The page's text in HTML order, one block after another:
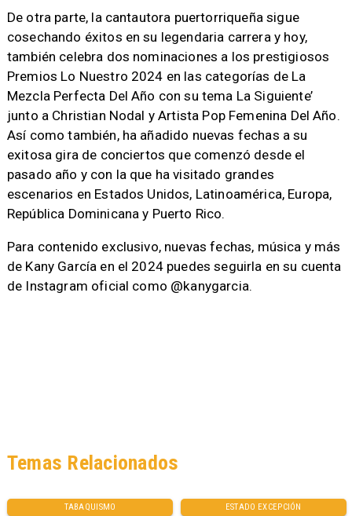
De otra parte, la cantautora puertorriqueña sigue
cosechando éxitos en su legendaria carrera y hoy,
también celebra dos nominaciones a los prestigiosos
Premios Lo Nuestro 2024 en las categorías de La
Mezcla Perfecta Del Año con su tema La Siguiente’
junto a Christian Nodal y Artista Pop Femenina Del Año.
Así como también, ha añadido nuevas fechas a su
exitosa gira de conciertos que comenzó desde el
pasado año y con la que ha visitado grandes
escenarios en Estados Unidos, Latinoamérica, Europa,
República Dominicana y Puerto Rico.
Para contenido exclusivo, nuevas fechas, música y más
de Kany García en el 2024 puedes seguirla en su cuenta
de Instagram oficial como @kanygarcia.
TABAQUISMO ESTADO EXCEPCIÓN
Temas Relacionados